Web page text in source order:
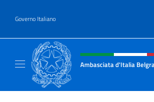
Governo Italiano
Intestazione sito,
Ambasciata d'Italia